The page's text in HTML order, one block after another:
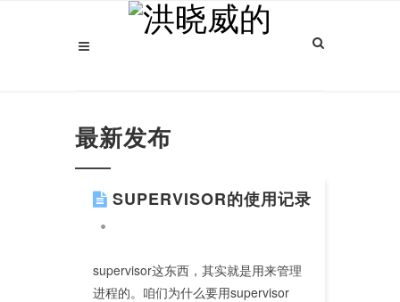
最新发布
SUPERVISOR的使用记录
supervisor这东西，其实就是用来管理
进程的。咱们为什么要用supervisor